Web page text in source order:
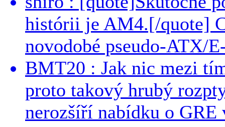
histórii je AM4.[/quote]
novodobé pseudo-ATX/
BMT20 : Jak nic mezi
proto takový hrubý
nerozšíří nabídku o GRE